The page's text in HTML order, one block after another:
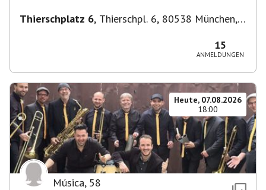
Thierschplatz 6, Thierschpl. 6, 80538 München,
15
ANMELDUNGEN
Heute, 07.08.2026
18:00
Música, 58